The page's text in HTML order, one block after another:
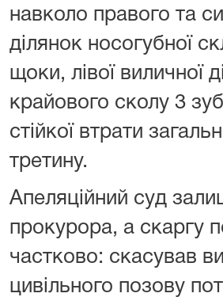
навколо правого та
ділянок носогубної
щоки, лівої виличної
крайового сколу 3
стійкої втрати
третину.
Апеляційний суд
прокурора, а скаргу
частково: скасував
цивільного позову